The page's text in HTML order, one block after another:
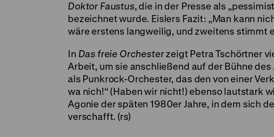
Doktor Faustus, die in der Presse als
bezeichnet wurde. Eislers Fazit: „Man kann
wäre erstens langweilig, und zweitens stimmt
In Das freie Orchesterzeigt Petra Tschörtner
Arbeit, um sie anschließend auf der Bühne des
als Punkrock-Orchester, das den von einer
wa nich!“ (Haben wir nicht!) ebenso lautstark
Agonie der späten 1980er Jahre, in dem sich
verschafft. (rs)